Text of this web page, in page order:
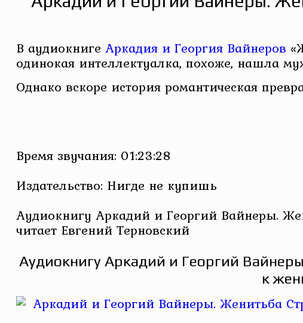
В аудиокниге Аркадия и Георгия Вайнеров
одинокая интеллектуалка, похоже, нашла
Однако вскоре история романтическая
Время звучания: 01:23:28
Издательство: Нигде не купишь
Аудиокнигу Аркадий и Георгий Вайнеры.
читает Евгений Терновский
Аудиокнигу Аркадий и Георгий
к